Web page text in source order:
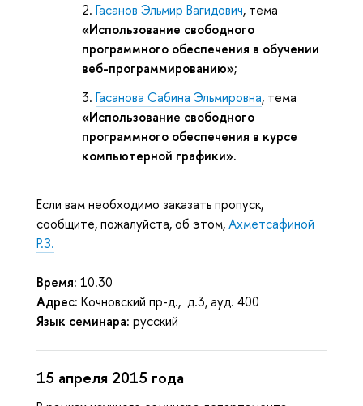
Гасанов Эльмир Вагидович, тема
«Использование свободного
программного обеспечения в обучении
веб-программированию»;
Гасанова Сабина Эльмировна, тема
«Использование свободного
программного обеспечения в курсе
компьютерной графики».
Если вам необходимо заказать пропуск,
сообщите, пожалуйста, об этом,Ахметсафиной
Р.З.
Время: 10.30
Адрес: Кочновский пр-д., д.3, ауд. 400
Язык семинара: русский
15 апреля 2015 года